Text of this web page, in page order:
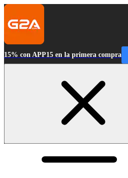
15% con APP15 en la primera compra